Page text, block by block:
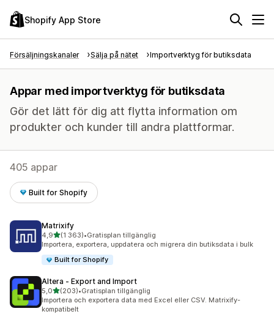
Shopify App Store
Försäljningskanaler Sälja på nätet Importverktyg för butiksdata
Appar med importverktyg för butiksdata
Gör det lätt för dig att flytta information om
produkter och kunder till andra plattformar.
405 appar
Built for Shopify
Matrixify
4,9av 5 stjärnor
(1 363)
1363 recensioner totalt
•Gratisplan tillgänglig
Importera, exportera, uppdatera och migrera din butiksdata i bulk
Built for Shopify
Altera ‑ Export and Import
5,0av 5 stjärnor
(203)
203 recensioner totalt
•Gratisplan tillgänglig
Importera och exportera data med Excel eller CSV. Matrixify-
kompatibelt